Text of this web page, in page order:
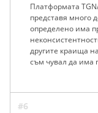
Платформата
представя много
определено има
другите краища
съм чувал да има
#6